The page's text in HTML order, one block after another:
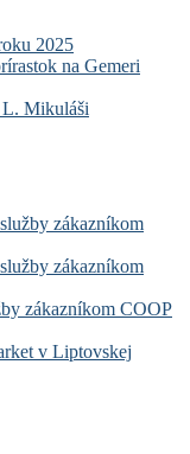
2025
na Gemeri
L. Mikuláši
zákazníkom
zákazníkom
zákazníkom COOP
v Liptovskej